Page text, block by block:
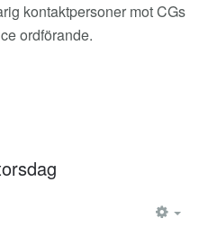
kontaktpersoner mot CGs
ordförande.